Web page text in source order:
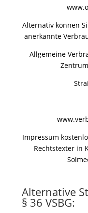
Alternativ können
anerkannte
Allgemeine
Impressum
Rechtstexter in
Alternative
§ 36 VSBG: